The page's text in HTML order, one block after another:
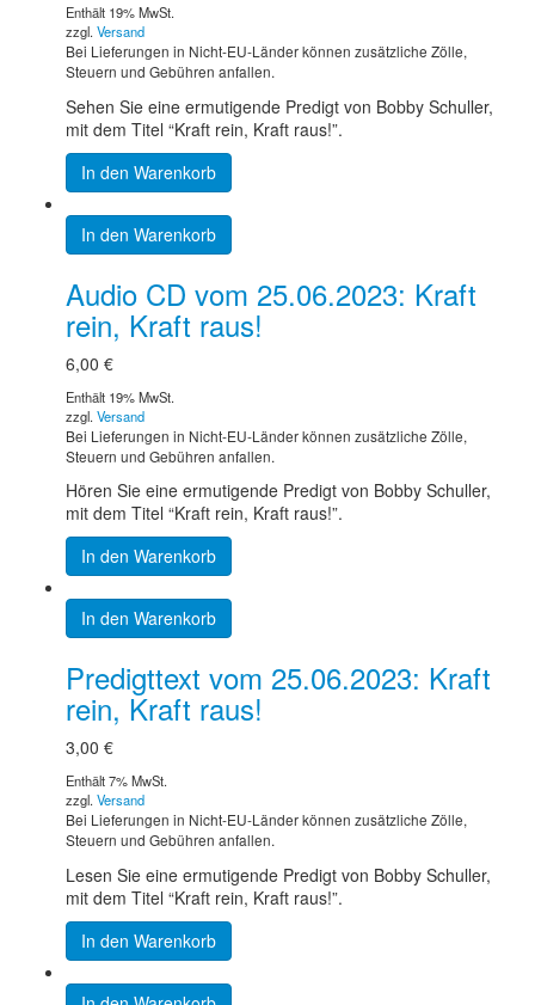
Enthält 19% MwSt.
zzgl. Versand
Bei Lieferungen in Nicht-EU-Länder können zusätzliche Zölle,
Steuern und Gebühren anfallen.
Sehen Sie eine ermutigende Predigt von Bobby Schuller,
mit dem Titel “Kraft rein, Kraft raus!”.
In den Warenkorb
In den Warenkorb
Audio CD vom 25.06.2023: Kraft
rein, Kraft raus!
6,00 €
Enthält 19% MwSt.
zzgl. Versand
Bei Lieferungen in Nicht-EU-Länder können zusätzliche Zölle,
Steuern und Gebühren anfallen.
Hören Sie eine ermutigende Predigt von Bobby Schuller,
mit dem Titel “Kraft rein, Kraft raus!”.
In den Warenkorb
In den Warenkorb
Predigttext vom 25.06.2023: Kraft
rein, Kraft raus!
3,00 €
Enthält 7% MwSt.
zzgl.Versand
Bei Lieferungen in Nicht-EU-Länder können zusätzliche Zölle,
Steuern und Gebühren anfallen.
Lesen Sie eine ermutigende Predigt von Bobby Schuller,
mit dem Titel “Kraft rein, Kraft raus!”.
In den Warenkorb